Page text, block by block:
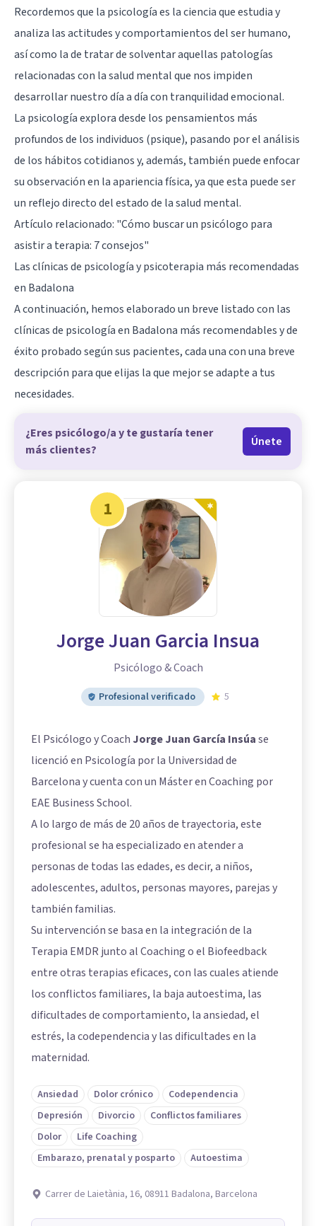
Recordemos que la psicología es la ciencia que estudia y
analiza las actitudes y comportamientos del ser humano,
así como la de tratar de solventar aquellas patologías
relacionadas con la salud mental que nos impiden
desarrollar nuestro día a día con tranquilidad emocional.
La psicología explora desde los pensamientos más
profundos de los individuos (psique), pasando por el análisis
de los hábitos cotidianos y, además, también puede enfocar
su observación en la apariencia física, ya que esta puede ser
un reflejo directo del estado de la salud mental.
Artículo relacionado: "Cómo buscar un psicólogo para
asistir a terapia: 7 consejos"
Las clínicas de psicología y psicoterapia más recomendadas
en Badalona
A continuación, hemos elaborado un breve listado con las
clínicas de psicología en Badalona más recomendables y de
éxito probado según sus pacientes, cada una con una breve
descripción para que elijas la que mejor se adapte a tus
necesidades.
¿Eres psicólogo/a y te gustaría tener
más clientes?
Únete
1
Jorge Juan Garcia Insua
Psicólogo & Coach
Profesional verificado 5
El Psicólogo y Coach Jorge Juan García Insúase
licenció en Psicología por la Universidad de
Barcelona y cuenta con un Máster en Coaching por
EAE Business School.
A lo largo de más de 20 años de trayectoria, este
profesional se ha especializado en atender a
personas de todas las edades, es decir, a niños,
adolescentes, adultos, personas mayores, parejas y
también familias.
Su intervención se basa en la integración de la
Terapia EMDR junto al Coaching o el Biofeedback
entre otras terapias eficaces, con las cuales atiende
los conflictos familiares, la baja autoestima, las
dificultades de comportamiento, la ansiedad, el
estrés, la codependencia y las dificultades en la
maternidad.
Ansiedad Dolor crónico
Codependencia
Depresión
Divorcio
Conflictos familiares
Dolor
Life Coaching
Embarazo, prenatal y posparto
Autoestima
Carrer de Laietània, 16, 08911 Badalona, Barcelona